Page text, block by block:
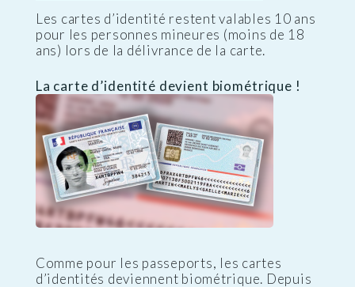
Les cartes d’identité restent valables 10 ans
pour les personnes mineures (moins de 18
ans) lors de la délivrance de la carte.
La carte d’identité devient biométrique !
Comme pour les passeports, les cartes
d’identités deviennent biométrique. Depuis